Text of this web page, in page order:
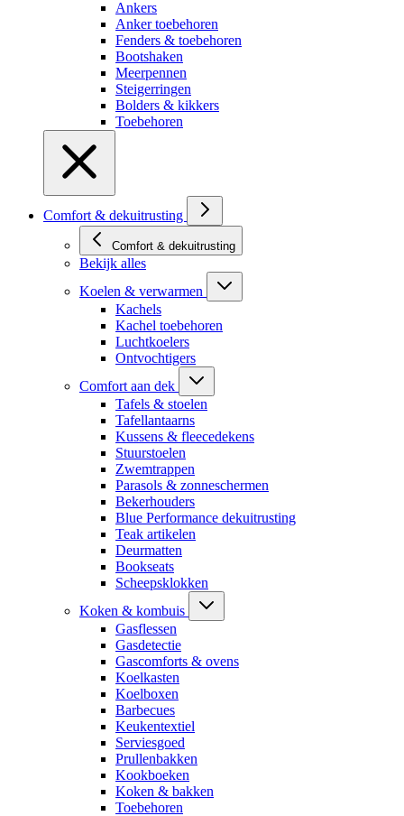
Ankers
Anker toebehoren
Fenders & toebehoren
Bootshaken
Meerpennen
Steigerringen
Bolders & kikkers
Toebehoren
Comfort & dekuitrusting
Comfort & dekuitrusting
Bekijk alles
Koelen & verwarmen
Kachels
Kachel toebehoren
Luchtkoelers
Ontvochtigers
Comfort aan dek
Tafels & stoelen
Tafellantaarns
Kussens & fleecedekens
Stuurstoelen
Zwemtrappen
Parasols & zonneschermen
Bekerhouders
Blue Performance dekuitrusting
Teak artikelen
Deurmatten
Bookseats
Scheepsklokken
Koken & kombuis
Gasflessen
Gasdetectie
Gascomforts & ovens
Koelkasten
Koelboxen
Barbecues
Keukentextiel
Serviesgoed
Prullenbakken
Kookboeken
Koken & bakken
Toebehoren